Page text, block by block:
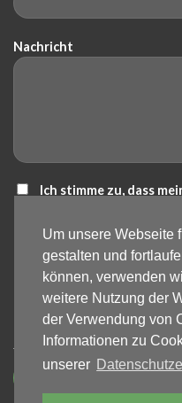
Um unsere Webseite
gestalten und
können, verwenden
weitere Nutzung der
der Verwendung von
Informationen zu
unserer
Nachricht
Ich stimme zu, dass
erhoben und verarbeitet
abgeschlossener
Hinweis: Die Einwilligung
per E-Mail an
Detaillierte Informationen
finden Sie in unserer